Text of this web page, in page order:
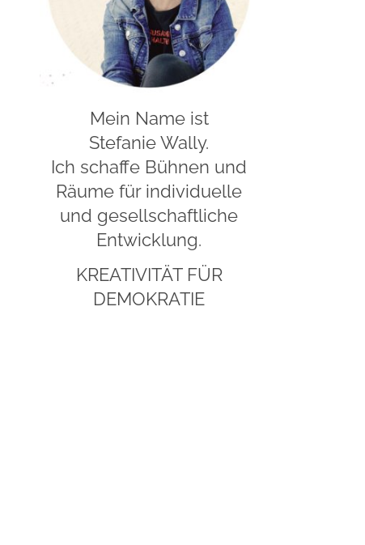
Mein Name ist
Stefanie Wally.
Ich schaffe Bühnen und
Räume für individuelle
und gesellschaftliche
Entwicklung.
KREATIVITÄT FÜR
DEMOKRATIE